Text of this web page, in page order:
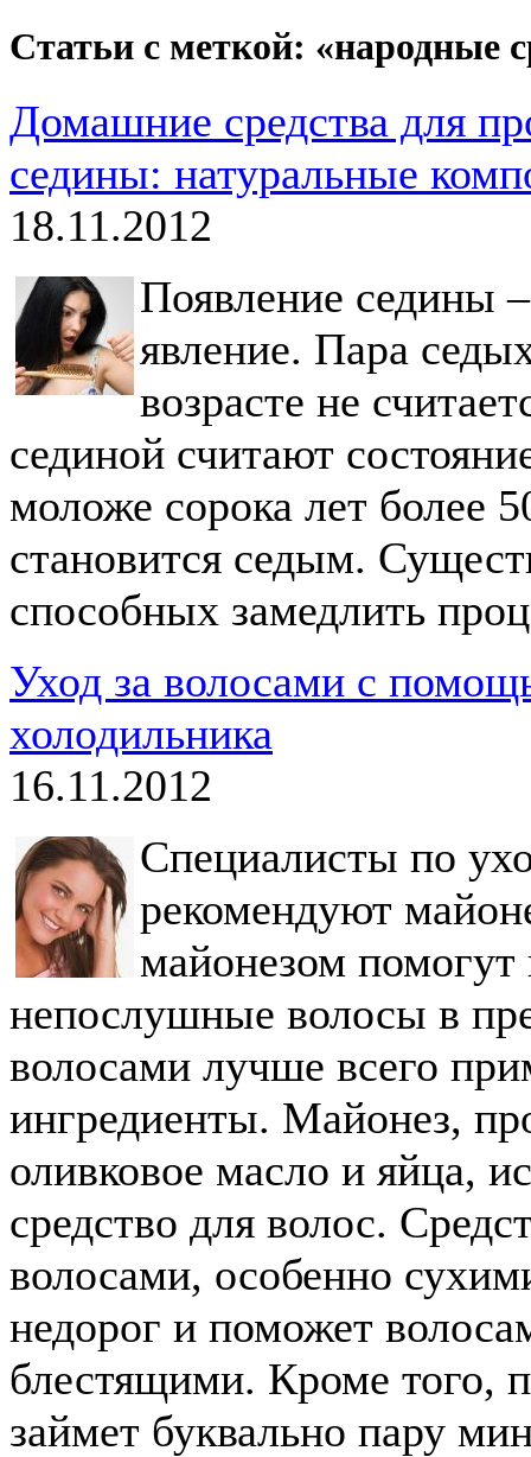
Статьи с меткой: «народные
Домашние средства для
седины: натуральные
18.11.2012
Появление седины
явление. Пара
возрасте не
сединой считают
моложе сорока лет более
становится седым.
способных замедлить
Уход за волосами с
холодильника
16.11.2012
Специалисты по
рекомендуют
майонезом помогут
непослушные волосы в
волосами лучше всего
ингредиенты. Майонез,
оливковое масло и яйца,
средство для волос.
волосами, особенно
недорог и поможет
блестящими. Кроме того,
займет буквально пару